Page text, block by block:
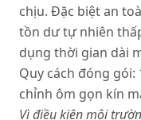
chịu. Đặc biệt an
tồn dư tự nhiên
dụng thời gian dài
Quy cách đóng gói:
chỉnh ôm gọn kín
Vì điều kiện môi